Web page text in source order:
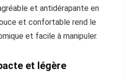
et antidérapante en
et confortable rend le
et facile à manipuler.
et légère